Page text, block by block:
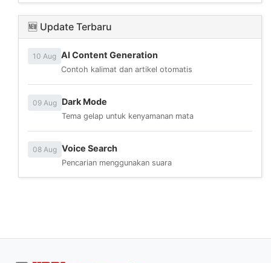
🆕 Update Terbaru
10 Aug AI Content Generation
Contoh kalimat dan artikel otomatis
09 Aug Dark Mode
Tema gelap untuk kenyamanan mata
08 Aug Voice Search
Pencarian menggunakan suara